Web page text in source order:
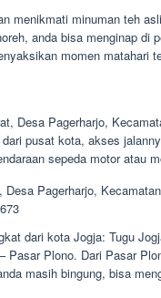
menikmati minuman teh
anda bisa menginap di
momen matahari
Desa Pagerharjo,
pusat kota, akses
sepeda motor atau
Pagerharjo,
dari kota Jogja: Tugu
Pasar Plono. Dari Pasar
masih bingung, bisa